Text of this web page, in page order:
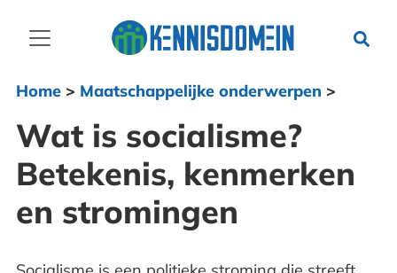
Home> Maatschappelijke onderwerpen >
Wat is socialisme?
Betekenis, kenmerken
en stromingen